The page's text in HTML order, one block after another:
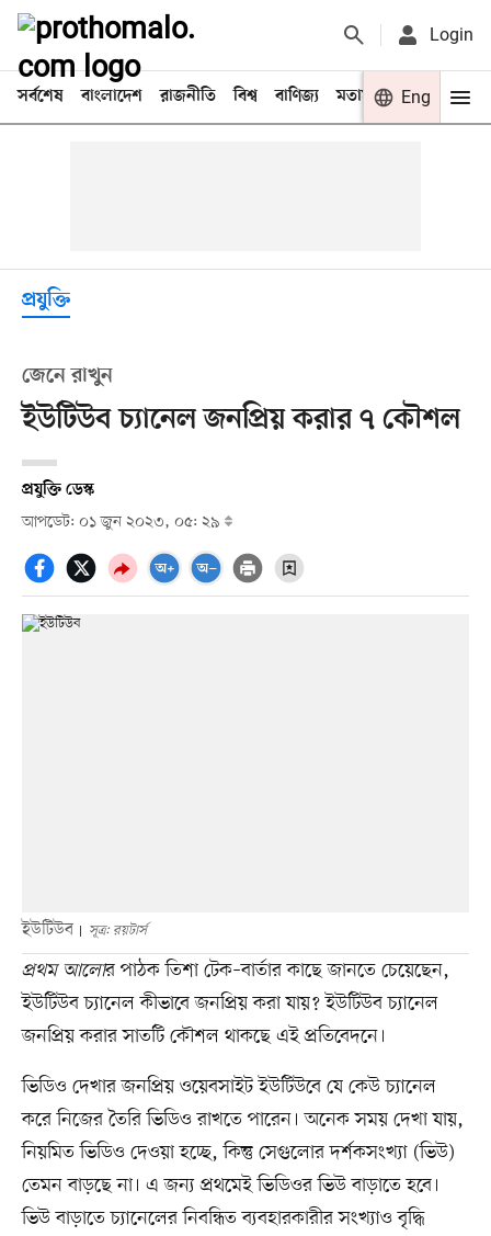
Login
সর্বশেষ বাংলাদেশ রাজনীতি বিশ্ব বাণিজ্য মতামত খেলা
Eng
প্রযুক্তি
জেনে রাখুন
ইউটিউব চ্যানেল জনপ্রিয় করার ৭ কৌশল
প্রযুক্তি ডেস্ক
আপডেট: ০১ জুন ২০২৩, ০৫: ২৯
ইউটিউব সূত্র: রয়টার্স
প্রথম আলোর পাঠক তিশা টেক–বার্তার কাছে জানতে চেয়েছেন,
ইউটিউব চ্যানেল কীভাবে জনপ্রিয় করা যায়? ইউটিউব চ্যানেল
জনপ্রিয় করার সাতটি কৌশল থাকছে এই প্রতিবেদনে।
ভিডিও দেখার জনপ্রিয় ওয়েবসাইট ইউটিউবে যে কেউ চ্যানেল
করে নিজের তৈরি ভিডিও রাখতে পারেন। অনেক সময় দেখা যায়,
নিয়মিত ভিডিও দেওয়া হচ্ছে, কিন্তু সেগুলোর দর্শকসংখ্যা (ভিউ)
তেমন বাড়ছে না। এ জন্য প্রথমেই ভিডিওর ভিউ বাড়াতে হবে।
ভিউ বাড়াতে চ্যানেলের নিবন্ধিত ব্যবহারকারীর সংখ্যাও বৃদ্ধি